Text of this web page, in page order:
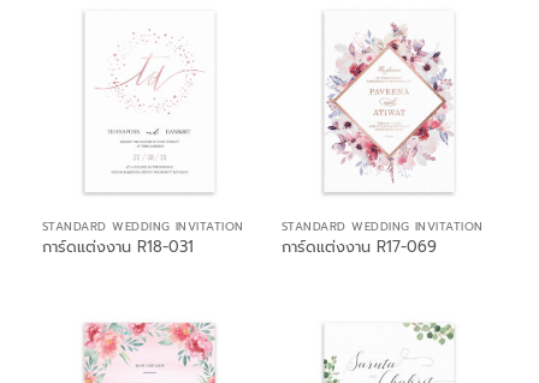
STANDARD WEDDING INVITATION
การ์ดแต่งงาน R18-031
STANDARD WEDDING INVITATION
การ์ดแต่งงาน R17-069